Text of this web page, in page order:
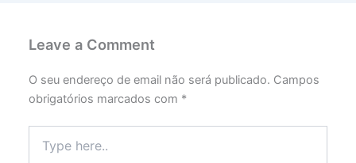
Leave a Comment
O seu endereço de email não será publicado. Campos
obrigatórios marcados com *
here..